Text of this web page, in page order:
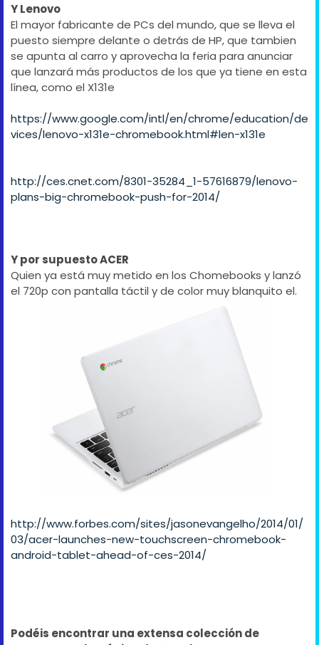
Y Lenovo
El mayor fabricante de PCs del mundo, que se lleva el
puesto siempre delante o detrás de HP, que tambien
se apunta al carro y aprovecha la feria para anunciar
que lanzará más productos de los que ya tiene en esta
línea, como el X131e
https://www.google.com/intl/en/chrome/education/de
vices/lenovo-x131e-chromebook.html#len-x131e
http://ces.cnet.com/8301-35284_1-57616879/lenovo-
plans-big-chromebook-push-for-2014/
Y por supuesto ACER
Quien ya está muy metido en los Chomebooks y lanzó
el 720p con pantalla táctil y de color muy blanquito el.
http://www.forbes.com/sites/jasonevangelho/2014/01/
03/acer-launches-new-touchscreen-chromebook-
android-tablet-ahead-of-ces-2014/
Podéis encontrar una extensa colección de